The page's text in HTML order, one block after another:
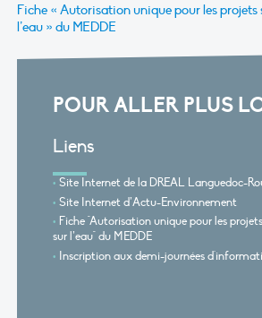
Fiche « Autorisation unique pour les projets
l’eau » du MEDDE
POUR ALLER PLUS
Liens
Site Internet de la DREAL Languedoc-
Site Internet d’Actu-Environnement
Fiche "Autorisation unique pour les
sur l’eau" du MEDDE
Inscription aux demi-journées